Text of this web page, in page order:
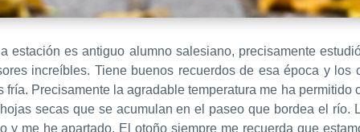
estación es antiguo alumno salesiano, precisamente
increíbles. Tiene buenos recuerdos de esa época y los
Precisamente la agradable temperatura me ha permitido
secas que se acumulan en el paseo que bordea el río.
y me he apartado. El otoño siempre me recuerda que